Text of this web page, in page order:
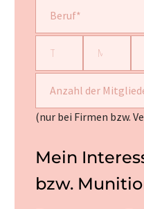
(nur bei Firmen bzw.
Mein
bzw.